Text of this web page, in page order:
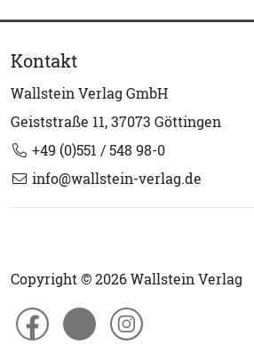
Kontakt
Wallstein Verlag GmbH
Geiststraße 11, 37073 Göttingen
+49 (0)551 / 548 98-0
info@wallstein-verlag.de
Copyright © 2026 Wallstein Verlag